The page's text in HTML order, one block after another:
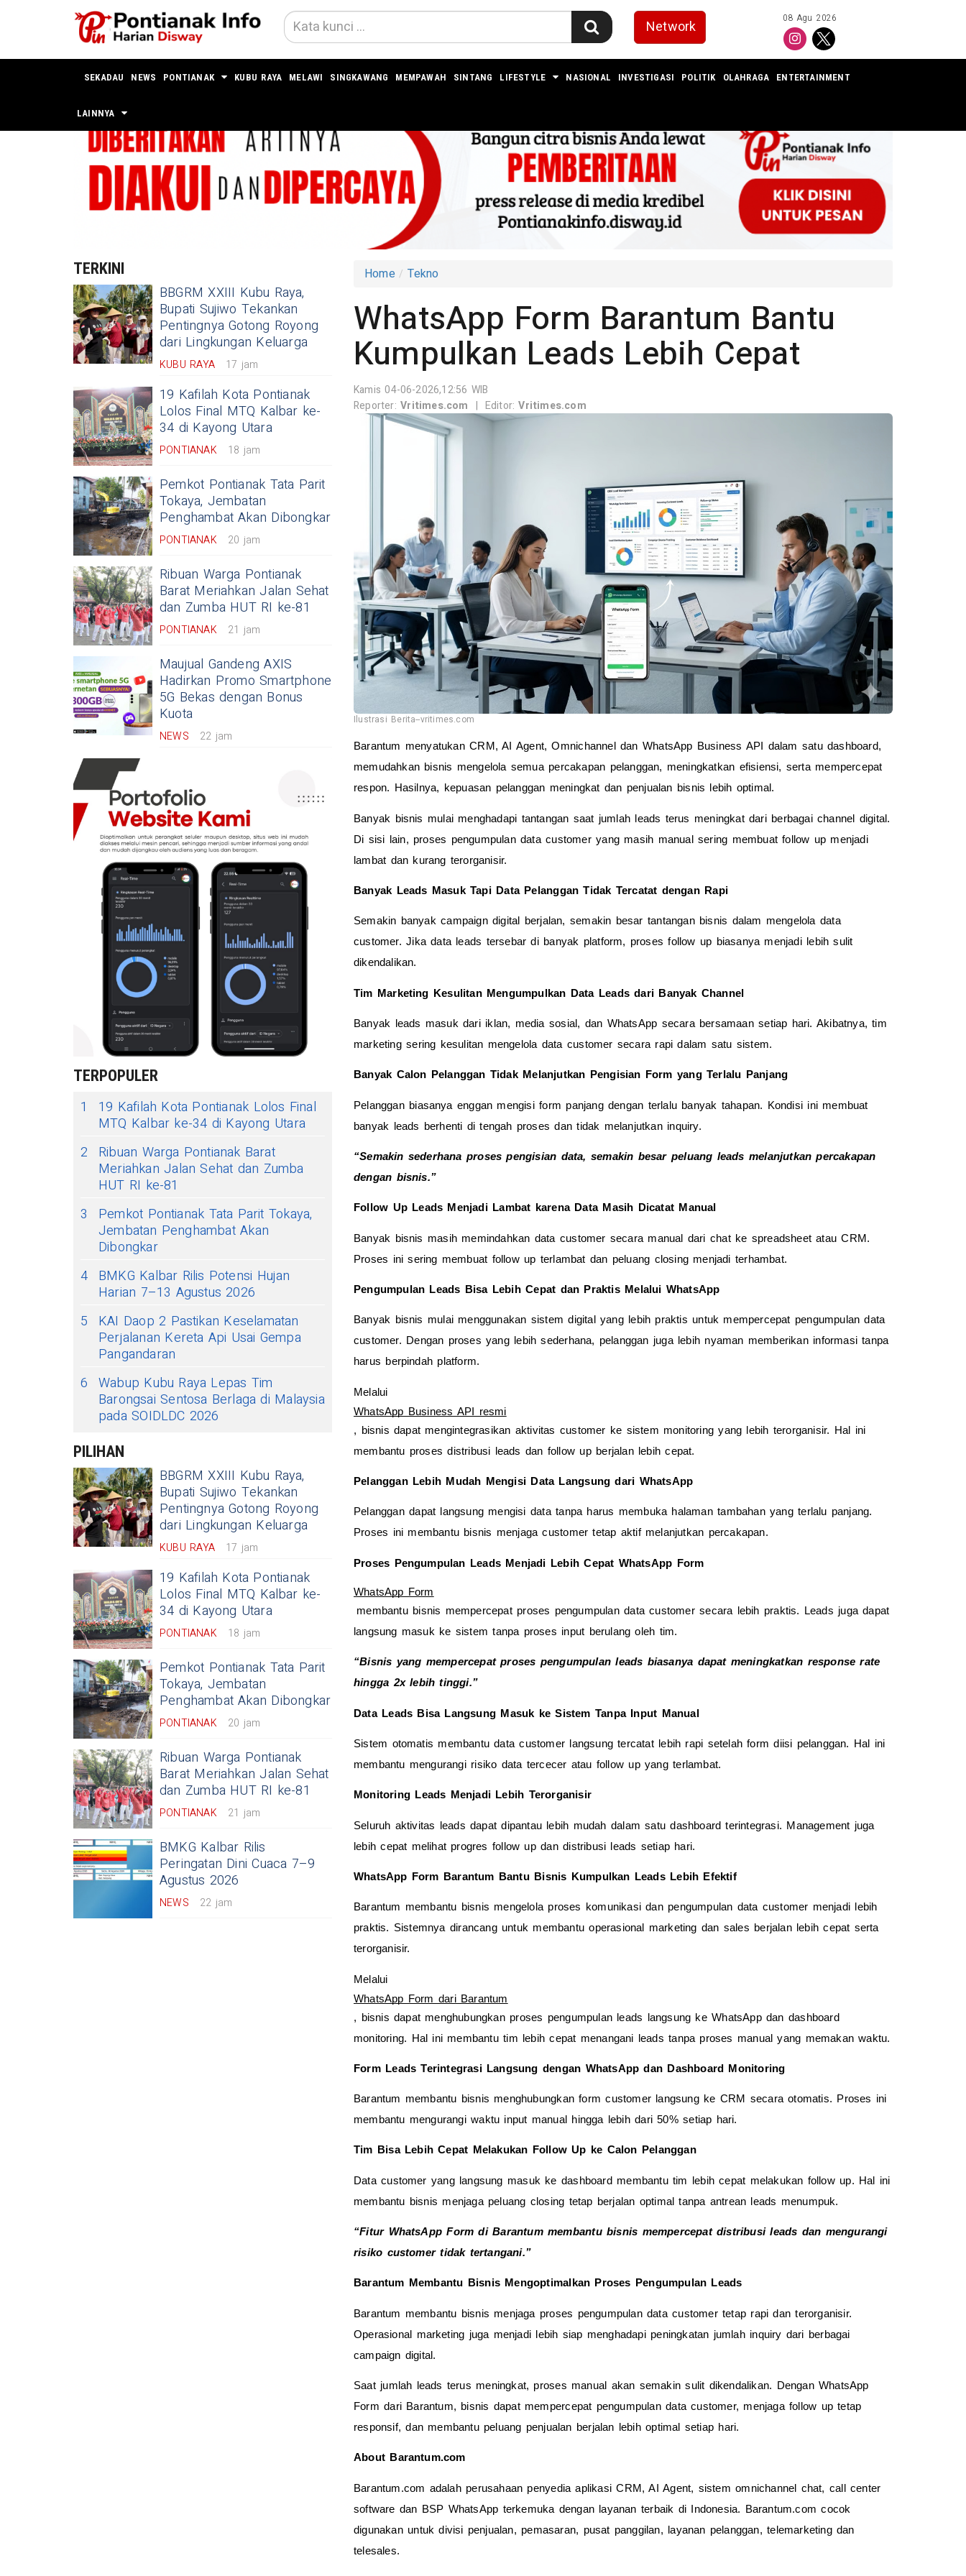
Network 08 Agu 2026
SEKADAU NEWS PONTIANAK KUBU RAYA MELAWI SINGKAWANG MEMPAWAH SINTANG LIFESTYLE NASIONAL INVESTIGASI POLITIK OLAHRAGA ENTERTAINMENT
LAINNYA
TERKINI
BBGRM XXIII Kubu Raya,
Bupati Sujiwo Tekankan
Pentingnya Gotong Royong
dari Lingkungan Keluarga
KUBU RAYA 17 jam
19 Kafilah Kota Pontianak
Lolos Final MTQ Kalbar ke-
34 di Kayong Utara
PONTIANAK 18 jam
Pemkot Pontianak Tata Parit
Tokaya, Jembatan
Penghambat Akan Dibongkar
PONTIANAK 20 jam
Ribuan Warga Pontianak
Barat Meriahkan Jalan Sehat
dan Zumba HUT RI ke-81
PONTIANAK 21 jam
Maujual Gandeng AXIS
Hadirkan Promo Smartphone
5G Bekas dengan Bonus
Kuota
NEWS 22 jam
TERPOPULER
1
19 Kafilah Kota Pontianak Lolos Final
MTQ Kalbar ke-34 di Kayong Utara
2
Ribuan Warga Pontianak Barat
Meriahkan Jalan Sehat dan Zumba
HUT RI ke-81
3
Pemkot Pontianak Tata Parit Tokaya,
Jembatan Penghambat Akan
Dibongkar
4 BMKG Kalbar Rilis Potensi Hujan
Harian 7–13 Agustus 2026
5
KAI Daop 2 Pastikan Keselamatan
Perjalanan Kereta Api Usai Gempa
Pangandaran
6 Wabup Kubu Raya Lepas Tim
Barongsai Sentosa Berlaga di Malaysia
pada SOIDLDC 2026
PILIHAN
BBGRM XXIII Kubu Raya,
Bupati Sujiwo Tekankan
Pentingnya Gotong Royong
dari Lingkungan Keluarga
KUBU RAYA 17 jam
19 Kafilah Kota Pontianak
Lolos Final MTQ Kalbar ke-
34 di Kayong Utara
PONTIANAK 18 jam
Pemkot Pontianak Tata Parit
Tokaya, Jembatan
Penghambat Akan Dibongkar
PONTIANAK 20 jam
Ribuan Warga Pontianak
Barat Meriahkan Jalan Sehat
dan Zumba HUT RI ke-81
PONTIANAK 21 jam
BMKG Kalbar Rilis
Peringatan Dini Cuaca 7–9
Agustus 2026
NEWS 22 jam
Home Tekno
WhatsApp Form Barantum Bantu
Kumpulkan Leads Lebih Cepat
Kamis 04-06-2026,12:56 WIB
Reporter:Vritimes.com | Editor:Vritimes.com
Ilustrasi Berita--vritimes.com
Barantum menyatukan CRM, AI Agent, Omnichannel dan WhatsApp Business API dalam satu dashboard,
memudahkan bisnis mengelola semua percakapan pelanggan, meningkatkan efisiensi, serta mempercepat
respon. Hasilnya, kepuasan pelanggan meningkat dan penjualan bisnis lebih optimal.
Banyak bisnis mulai menghadapi tantangan saat jumlah leads terus meningkat dari berbagai channel digital.
Di sisi lain, proses pengumpulan data customer yang masih manual sering membuat follow up menjadi
lambat dan kurang terorganisir.
Banyak Leads Masuk Tapi Data Pelanggan Tidak Tercatat dengan Rapi
Semakin banyak campaign digital berjalan, semakin besar tantangan bisnis dalam mengelola data
customer. Jika data leads tersebar di banyak platform, proses follow up biasanya menjadi lebih sulit
dikendalikan.
Tim Marketing Kesulitan Mengumpulkan Data Leads dari Banyak Channel
Banyak leads masuk dari iklan, media sosial, dan WhatsApp secara bersamaan setiap hari. Akibatnya, tim
marketing sering kesulitan mengelola data customer secara rapi dalam satu sistem.
Banyak Calon Pelanggan Tidak Melanjutkan Pengisian Form yang Terlalu Panjang
Pelanggan biasanya enggan mengisi form panjang dengan terlalu banyak tahapan. Kondisi ini membuat
banyak leads berhenti di tengah proses dan tidak melanjutkan inquiry.
“Semakin sederhana proses pengisian data, semakin besar peluang leads melanjutkan percakapan
dengan bisnis.”
Follow Up Leads Menjadi Lambat karena Data Masih Dicatat Manual
Banyak bisnis masih memindahkan data customer secara manual dari chat ke spreadsheet atau CRM.
Proses ini sering membuat follow up terlambat dan peluang closing menjadi terhambat.
Pengumpulan Leads Bisa Lebih Cepat dan Praktis Melalui WhatsApp
Banyak bisnis mulai menggunakan sistem digital yang lebih praktis untuk mempercepat pengumpulan data
customer. Dengan proses yang lebih sederhana, pelanggan juga lebih nyaman memberikan informasi tanpa
harus berpindah platform.
Melalui
WhatsApp Business API resmi
, bisnis dapat mengintegrasikan aktivitas customer ke sistem monitoring yang lebih terorganisir. Hal ini
membantu proses distribusi leads dan follow up berjalan lebih cepat.
Pelanggan Lebih Mudah Mengisi Data Langsung dari WhatsApp
Pelanggan dapat langsung mengisi data tanpa harus membuka halaman tambahan yang terlalu panjang.
Proses ini membantu bisnis menjaga customer tetap aktif melanjutkan percakapan.
Proses Pengumpulan Leads Menjadi Lebih Cepat WhatsApp Form
WhatsApp Form
langsung masuk ke sistem tanpa proses input berulang oleh tim.
“Bisnis yang mempercepat proses pengumpulan leads biasanya dapat meningkatkan response rate
hingga 2x lebih tinggi.”
Data Leads Bisa Langsung Masuk ke Sistem Tanpa Input Manual
Sistem otomatis membantu data customer langsung tercatat lebih rapi setelah form diisi pelanggan. Hal ini
membantu mengurangi risiko data tercecer atau follow up yang terlambat.
Monitoring Leads Menjadi Lebih Terorganisir
Seluruh aktivitas leads dapat dipantau lebih mudah dalam satu dashboard terintegrasi. Management juga
lebih cepat melihat progres follow up dan distribusi leads setiap hari.
WhatsApp Form Barantum Bantu Bisnis Kumpulkan Leads Lebih Efektif
Barantum membantu bisnis mengelola proses komunikasi dan pengumpulan data customer menjadi lebih
praktis. Sistemnya dirancang untuk membantu operasional marketing dan sales berjalan lebih cepat serta
terorganisir.
Melalui
WhatsApp Form dari Barantum
, bisnis dapat menghubungkan proses pengumpulan leads langsung ke WhatsApp dan dashboard
monitoring. Hal ini membantu tim lebih cepat menangani leads tanpa proses manual yang memakan waktu.
Form Leads Terintegrasi Langsung dengan WhatsApp dan Dashboard Monitoring
Barantum membantu bisnis menghubungkan form customer langsung ke CRM secara otomatis. Proses ini
membantu mengurangi waktu input manual hingga lebih dari 50% setiap hari.
Tim Bisa Lebih Cepat Melakukan Follow Up ke Calon Pelanggan
Data customer yang langsung masuk ke dashboard membantu tim lebih cepat melakukan follow up. Hal ini
membantu bisnis menjaga peluang closing tetap berjalan optimal tanpa antrean leads menumpuk.
“Fitur WhatsApp Form di Barantum membantu bisnis mempercepat distribusi leads dan mengurangi
risiko customer tidak tertangani.”
Barantum Membantu Bisnis Mengoptimalkan Proses Pengumpulan Leads
Barantum membantu bisnis menjaga proses pengumpulan data customer tetap rapi dan terorganisir.
Operasional marketing juga menjadi lebih siap menghadapi peningkatan jumlah inquiry dari berbagai
campaign digital.
Saat jumlah leads terus meningkat, proses manual akan semakin sulit dikendalikan. Dengan WhatsApp
Form dari Barantum, bisnis dapat mempercepat pengumpulan data customer, menjaga follow up tetap
responsif, dan membantu peluang penjualan berjalan lebih optimal setiap hari.
About Barantum.com
Barantum.com adalah perusahaan penyedia aplikasi CRM, AI Agent, sistem omnichannel chat, call center
software dan BSP WhatsApp terkemuka dengan layanan terbaik di Indonesia. Barantum.com cocok
digunakan untuk divisi penjualan, pemasaran, pusat panggilan, layanan pelanggan, telemarketing dan
telesales.